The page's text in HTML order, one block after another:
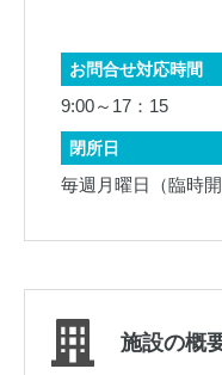
よ。グループや家
族で数々の問題
お問合せ対応時間
9:00～17：15
閉所日
毎週月曜日（臨時
施設の概